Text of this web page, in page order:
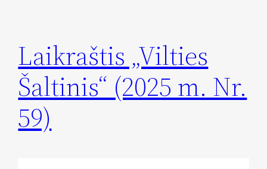
Laikraštis „Vilties
Šaltinis“ (2025 m. Nr.
59)